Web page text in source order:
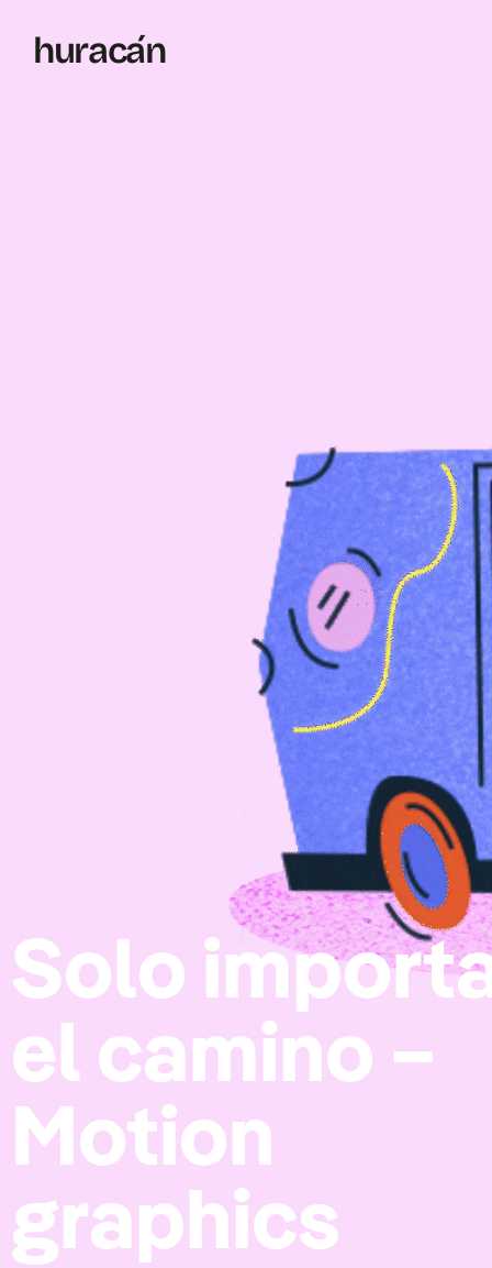
huracan
´
Solo
el camino –
Motion
graphics